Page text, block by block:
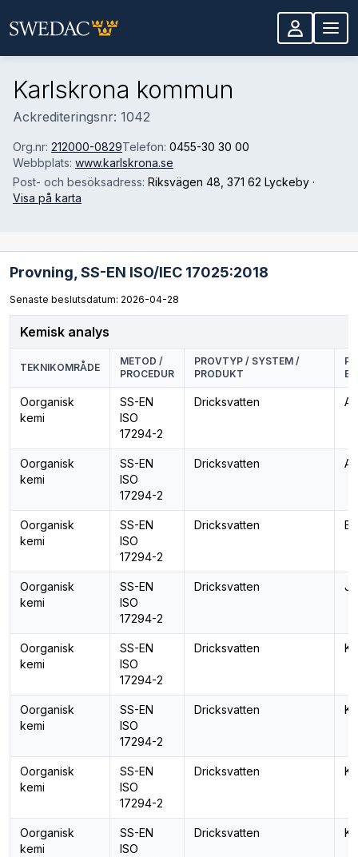
Karlskrona kommun
Ackrediteringsnr: 1042
Org.nr: 212000-0829Telefon: 0455-30 30 00
Webbplats: www.karlskrona.se
Post- och besöksadress: Riksvägen 48 , 371 62 Lyckeby ·
Visa på karta
Provning, SS-EN ISO/IEC 17025:2018
Senaste beslutsdatum: 2026-04-28
Kemisk analys
TEKNIKOMRÅDE
METOD /
PROCEDUR
PROVTYP / SYSTEM /
PRODUKT
Oorganisk
kemi
SS-EN
ISO
17294-2
Dricksvatten
Oorganisk
kemi
SS-EN
ISO
17294-2
Dricksvatten
Oorganisk
kemi
SS-EN
ISO
17294-2
Dricksvatten
Oorganisk
kemi
SS-EN
ISO
17294-2
Dricksvatten
Oorganisk
kemi
SS-EN
ISO
17294-2
Dricksvatten
Oorganisk
kemi
SS-EN
ISO
17294-2
Dricksvatten
Oorganisk
kemi
SS-EN
ISO
17294-2
Dricksvatten
Oorganisk
kemi
SS-EN
ISO
Dricksvatten